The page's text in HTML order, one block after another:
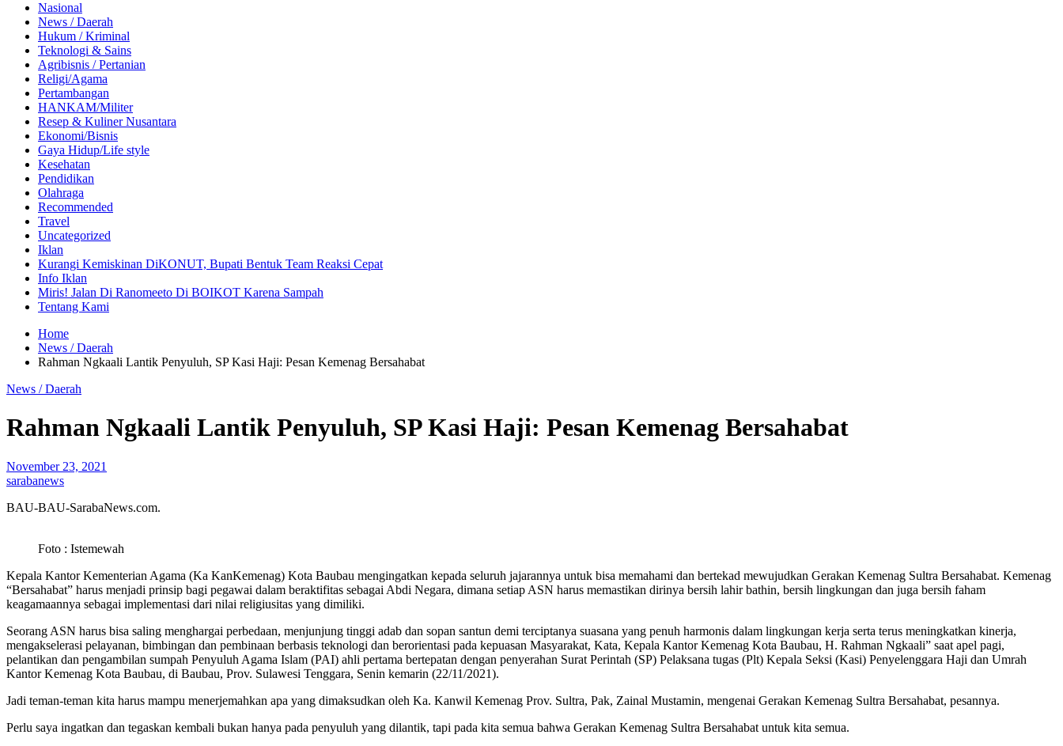
Nasional
News / Daerah
Hukum / Kriminal
Teknologi & Sains
Agribisnis / Pertanian
Religi/Agama
Pertambangan
HANKAM/Militer
Resep & Kuliner Nusantara
Ekonomi/Bisnis
Gaya Hidup/Life style
Kesehatan
Pendidikan
Olahraga
Recommended
Travel
Uncategorized
Iklan
Kurangi Kemiskinan DiKONUT, Bupati Bentuk Team Reaksi Cepat
Info Iklan
Miris! Jalan Di Ranomeeto Di BOIKOT Karena Sampah
Tentang Kami
Home
News / Daerah
Rahman Ngkaali Lantik Penyuluh, SP Kasi Haji: Pesan Kemenag Bersahabat
News / Daerah
Rahman Ngkaali Lantik Penyuluh, SP Kasi Haji: Pesan Kemenag Bersahabat
November 23, 2021
sarabanews
BAU-BAU-SarabaNews.com.
Foto : Istemewah
Kepala Kantor Kementerian Agama (Ka KanKemenag) Kota Baubau mengingatkan kepada seluruh jajarannya untuk bisa memahami dan bertekad mewujudkan Gerakan Kemenag Sultra Bersahabat. Kemenag
“Bersahabat” harus menjadi prinsip bagi pegawai dalam beraktifitas sebagai Abdi Negara, dimana setiap ASN harus memastikan dirinya bersih lahir bathin, bersih lingkungan dan juga bersih faham
keagamaannya sebagai implementasi dari nilai religiusitas yang dimiliki.
Seorang ASN harus bisa saling menghargai perbedaan, menjunjung tinggi adab dan sopan santun demi terciptanya suasana yang penuh harmonis dalam lingkungan kerja serta terus meningkatkan kinerja,
mengakselerasi pelayanan, bimbingan dan pembinaan berbasis teknologi dan berorientasi pada kepuasan Masyarakat, Kata, Kepala Kantor Kemenag Kota Baubau, H. Rahman Ngkaali” saat apel pagi,
pelantikan dan pengambilan sumpah Penyuluh Agama Islam (PAI) ahli pertama bertepatan dengan penyerahan Surat Perintah (SP) Pelaksana tugas (Plt) Kepala Seksi (Kasi) Penyelenggara Haji dan Umrah
Kantor Kemenag Kota Baubau, di Baubau, Prov. Sulawesi Tenggara, Senin kemarin (22/11/2021).
Jadi teman-teman kita harus mampu menerjemahkan apa yang dimaksudkan oleh Ka. Kanwil Kemenag Prov. Sultra, Pak, Zainal Mustamin, mengenai Gerakan Kemenag Sultra Bersahabat, pesannya.
Perlu saya ingatkan dan tegaskan kembali bukan hanya pada penyuluh yang dilantik, tapi pada kita semua bahwa Gerakan Kemenag Sultra Bersahabat untuk kita semua.